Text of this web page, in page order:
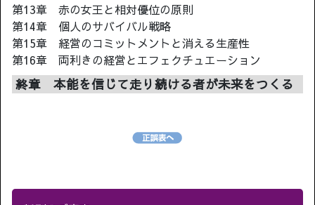
第13章 赤の女王と相対優位の原則
第14章 個人のサバイバル戦略
第15章 経営のコミットメントと消える生産性
第16章 両利きの経営とエフェクチュエーション
終章 本能を信じて走り続ける者が未来をつくる